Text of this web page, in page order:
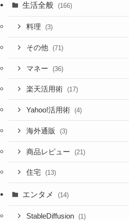
生活全般 (166)
料理 (3)
その他 (71)
マネー (36)
楽天活用術 (17)
Yahoo!活用術 (4)
海外通販 (3)
商品レビュー (21)
住宅 (13)
エンタメ (14)
StableDiffusion (1)